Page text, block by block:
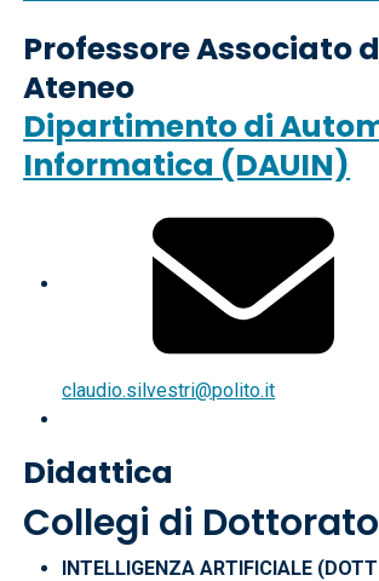
Professore Associato
Ateneo
Dipartimento di
Informatica (DAUIN)
claudio.silvestri@polito.it
Didattica
Collegi di Dottorato
INTELLIGENZA ARTIFICIALE